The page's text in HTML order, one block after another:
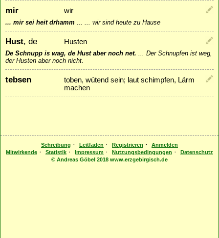
mir wir
... mir sei heit drhamm ... ... wir sind heute zu Hause
Hust, de Husten
De Schnupp is wag, de Hust aber noch net. ... Der Schnupfen ist weg,
der Husten aber noch nicht.
tebsen
toben, wütend sein; laut schimpfen, Lärm
machen
Schreibung · Leitfaden · Registrieren ·
Anmelden
Mitwirkende · Statistik · Impressum · Nutzungsbedingungen ·
Datenschutz
© Andreas Göbel 2018 www.erzgebirgisch.de